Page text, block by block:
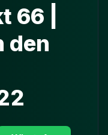
66 |
den